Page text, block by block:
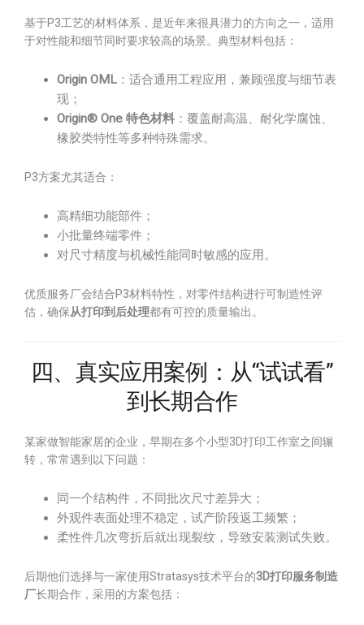
基于P3工艺的材料体系，是近年来很具潜力的方向之一，适用
于对性能和细节同时要求较高的场景。典型材料包括：
Origin OML ：适合通用工程应用，兼顾强度与细节表
现；
Origin® One 特色材料 ：覆盖耐高温、耐化学腐蚀、
橡胶类特性等多种特殊需求。
P3方案尤其适合：
高精细功能部件；
小批量终端零件；
对尺寸精度与机械性能同时敏感的应用。
优质服务厂会结合P3材料特性，对零件结构进行可制造性评
估，确保从打印到后处理都有可控的质量输出。
四、真实应用案例：从“试试看”
到长期合作
某家做智能家居的企业，早期在多个小型3D打印工作室之间辗
转，常常遇到以下问题：
同一个结构件，不同批次尺寸差异大；
外观件表面处理不稳定，试产阶段返工频繁；
柔性件几次弯折后就出现裂纹，导致安装测试失败。
后期他们选择与一家使用Stratasys技术平台的3D打印服务制造
厂长期合作，采用的方案包括：